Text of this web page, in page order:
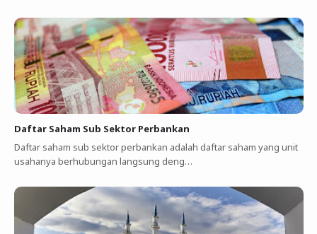
Daftar Saham Sub Sektor Perbankan
Daftar saham sub sektor perbankan adalah daftar saham yang unit
usahanya berhubungan langsung deng…